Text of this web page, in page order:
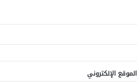
الموقع الإلكتروني